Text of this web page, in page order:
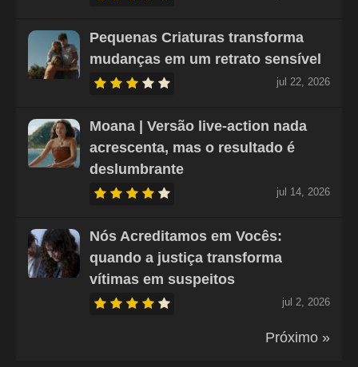
Pequenas Criaturas transforma
mudanças em um retrato sensível
jul 22, 2026
Moana | Versão live-action nada
acrescenta, mas o resultado é
deslumbrante
jul 14, 2026
Nós Acreditamos em Vocês:
quando a justiça transforma
vítimas em suspeitos
jul 2, 2026
Próximo »